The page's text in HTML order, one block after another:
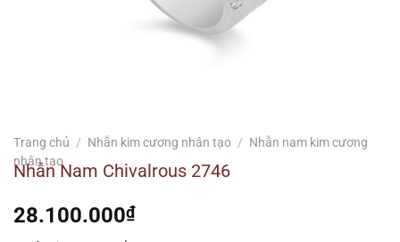
Trang chủ / Nhẫn kim cương nhân tạo / Nhẫn nam kim cương
nhân tạo
Nhẫn Nam Chivalrous 2746
28.100.000₫